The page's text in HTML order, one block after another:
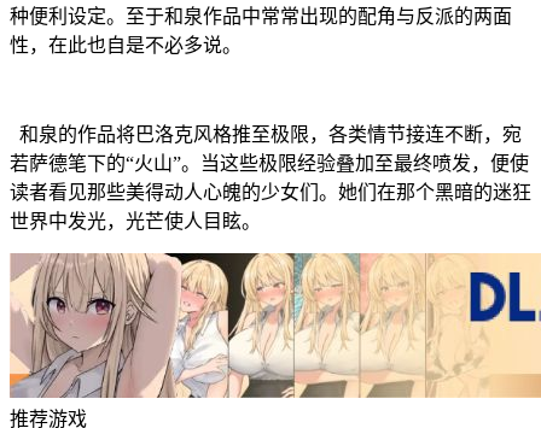
种便利设定。至于和泉作品中常常出现的配角与反派的两面
性，在此也自是不必多说。
和泉的作品将巴洛克风格推至极限，各类情节接连不断，宛
若萨德笔下的“火山”。当这些极限经验叠加至最终喷发，便使
读者看见那些美得动人心魄的少女们。她们在那个黑暗的迷狂
世界中发光，光芒使人目眩。
推荐游戏